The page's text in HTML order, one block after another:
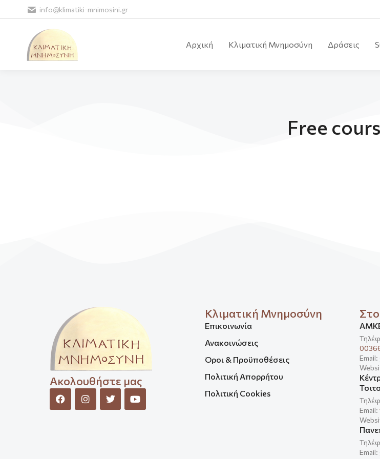
info@klimatiki-mnimosini.gr
Αρχική Κλιματική Μνημοσύνη Δράσεις
Free
Ακολουθήστε μας
Κλιματική Μνημοσύνη
Επικοινωνία
Ανακοινώσεις
Όροι & Προϋποθέσεις
Πολιτική Απορρήτου
Πολιτική Cookies
Email: